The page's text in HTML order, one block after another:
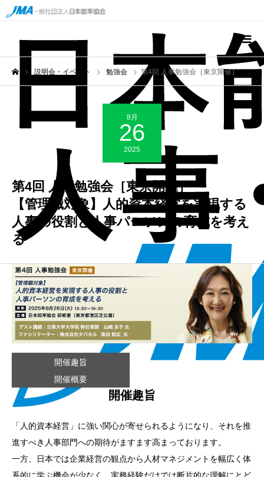
説明会・イベント 勉強会 第4回 人事勉強会［東京開催］ 【管理職対象】人的資本経営を実現する人事の役割と人事パーソンの育成を考える
8月
26
2025
第4回 人事勉強会［東京開催］
【管理職対象】人的資本経営を実現する
人事の役割と人事パーソンの育成を考え
る
開催趣旨
開催概要
開催趣旨
「人的資本経営」に強い関心が寄せられるようになり、それを推
進すべき人事部門への期待がますます高まっております。
一方、日本では企業経営の観点から人材マネジメントを幅広く体